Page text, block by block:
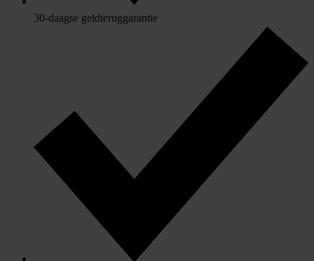
30-daagse geldteruggarantie